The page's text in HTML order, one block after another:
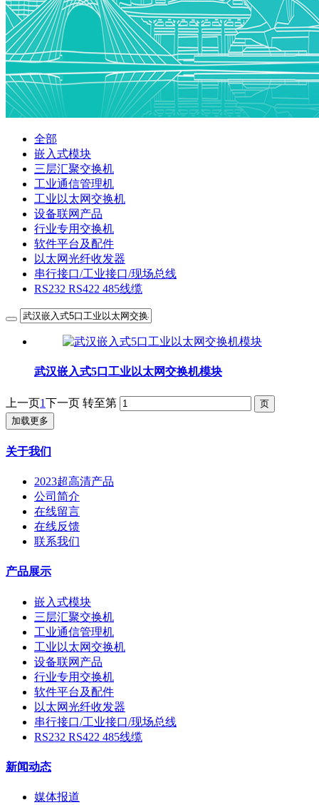
全部
嵌入式模块
三层汇聚交换机
工业通信管理机
工业以太网交换机
设备联网产品
行业专用交换机
软件平台及配件
以太网光纤收发器
串行接口/工业接口/现场总线
RS232 RS422 485线缆
武汉嵌入式5口工业以太网交换机模块
上一页1下一页 转至第
加载更多
关于我们
2023超高清产品
公司简介
在线留言
在线反馈
联系我们
产品展示
嵌入式模块
三层汇聚交换机
工业通信管理机
工业以太网交换机
设备联网产品
行业专用交换机
软件平台及配件
以太网光纤收发器
串行接口/工业接口/现场总线
RS232 RS422 485线缆
新闻动态
媒体报道